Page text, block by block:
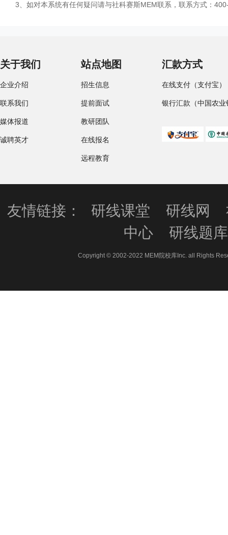
3、如对本系统有任何疑问请与社科赛斯MEM联系，联系方式：
关于我们
企业介绍
联系我们
媒体报道
诚聘英才
站点地图
招生信息
提前面试
教研团队
在线报名
远程教育
汇款方式
在线支付（支付宝）
银行汇款（中国农业
友情链接： 研线课堂 研线网
中心
研线题库
Copyright © 2002-2022 MEM院校库Inc. all Rights